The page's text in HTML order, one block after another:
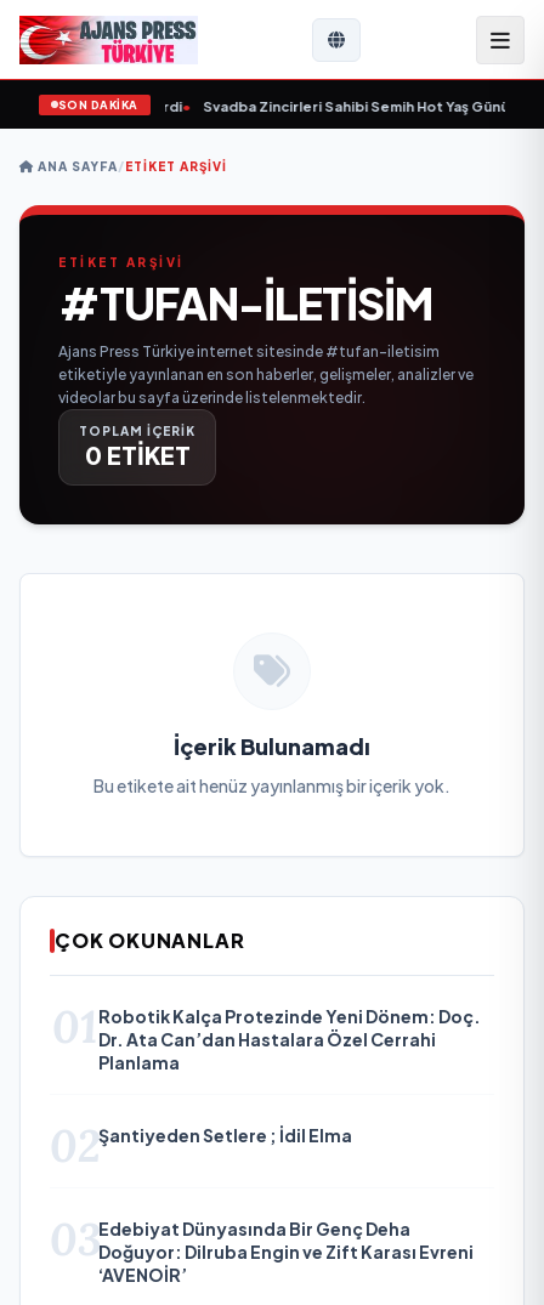
SON DAKİKA
yaşında yaşamını yitirdi• Svadba Zincirleri Sahibi Semih Hot Yaş Gününü
ANA SAYFA/ETIKET ARŞIVI
ETİKET ARŞİVİ
#TUFAN-ILETISIM
Ajans Press Türkiye internet sitesinde #tufan-iletisim
etiketiyle yayınlanan en son haberler, gelişmeler, analizler ve
videolar bu sayfa üzerinde listelenmektedir.
TOPLAM İÇERİK
0 ETİKET
İçerik Bulunamadı
Bu etikete ait henüz yayınlanmış bir içerik yok.
ÇOK OKUNANLAR
01 Robotik Kalça Protezinde Yeni Dönem: Doç.
Dr. Ata Can’dan Hastalara Özel Cerrahi
Planlama
02Şantiyeden Setlere ; İdil Elma
03Edebiyat Dünyasında Bir Genç Deha
Doğuyor: Dilruba Engin ve Zift Karası Evreni
‘AVENOİR’